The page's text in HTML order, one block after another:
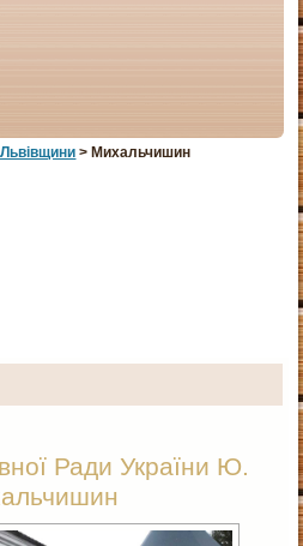
> Михальчишин
Ради України Ю.